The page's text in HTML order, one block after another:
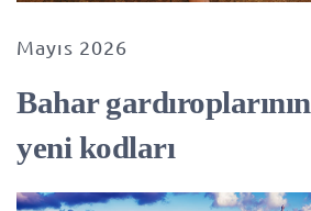
Mayıs 2026
Bahar gardıroplarının
yeni kodları